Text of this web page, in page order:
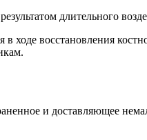
длительного
ходе восстановления
и доставляющее